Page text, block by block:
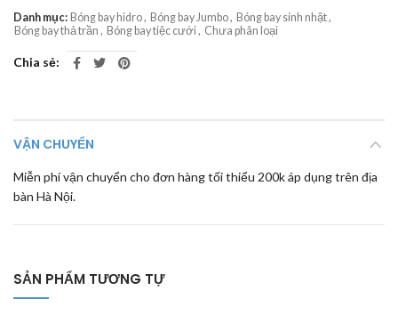
Danh mục: Bóng bay hidro, Bóng bay Jumbo, Bóng bay sinh nhật,
Bóng bay thả trần , Bóng bay tiệc cưới, Chưa phân loại
Chia sẻ
VẬN CHUYỂN
Miễn phí vận chuyển cho đơn hàng tối thiểu 200k áp dụng trên địa
bàn Hà Nội.
SẢN PHẨM TƯƠNG TỰ